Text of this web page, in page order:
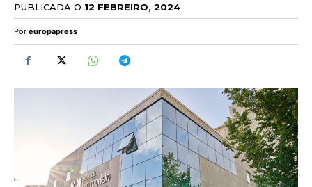
PUBLICADA O 12 FEBREIRO, 2024
Por europapress